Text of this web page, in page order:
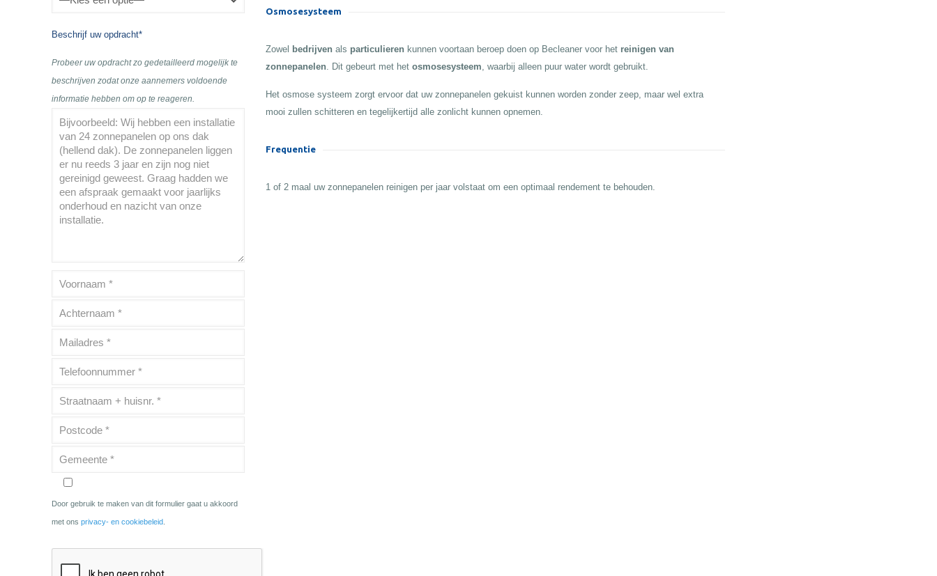
Beschrijf uw opdracht*
Probeer uw opdracht zo gedetailleerd mogelijk te
beschrijven zodat onze aannemers voldoende
informatie hebben om op te reageren.
Door gebruik te maken van dit formulier gaat u akkoord
met onsprivacy- en cookiebeleid
Osmosesysteem
Zowel bedrijven als particulieren kunnen voortaan beroep doen op Becleaner voor het reinigen van
zonnepanelen. Dit gebeurt met het osmosesysteem, waarbij alleen puur water wordt gebruikt.
Het osmose systeem zorgt ervoor dat uw zonnepanelen gekuist kunnen worden zonder zeep, maar wel extra
mooi zullen schitteren en tegelijkertijd alle zonlicht kunnen opnemen.
Frequentie
1 of 2 maal uw zonnepanelen reinigen per jaar volstaat om een optimaal rendement te behouden.